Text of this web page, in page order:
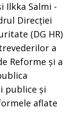
Ilkka Salmi -
Direcției
(DG HR)
a
Reforme și a
publice și
aflate